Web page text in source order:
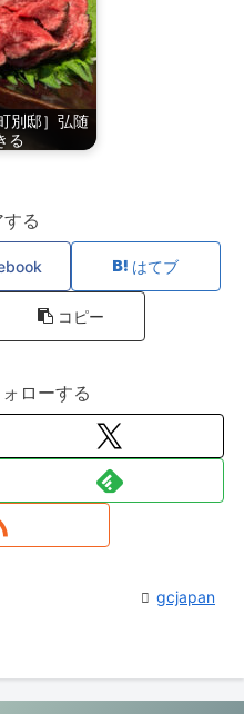
別邸］弘随
る
る
はてブ
コピー
ローする
gcjapan